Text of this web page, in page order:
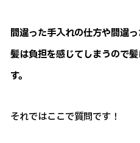
間違った手入れの仕方や間違
髪は負担を感じてしまうので
す。
それではここで質問です！